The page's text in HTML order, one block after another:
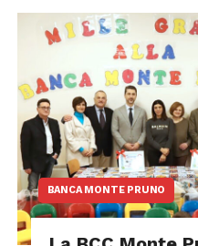
BANCA MONTE PRUNO